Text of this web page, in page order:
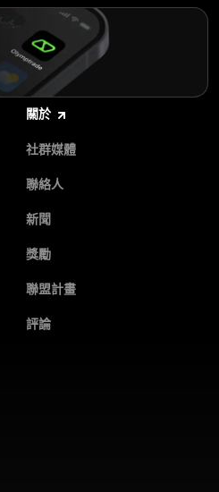
對於從未體驗過實盤市場的人
場中順利操作。
仰的交易環境方面取得了重大
清真交易成功至關重要的功
，要讓自己的信念與交易實踐
一個尊重這些原則的平台。
關於
社群媒體
聯絡人
新聞
獎勵
聯盟計畫
評論